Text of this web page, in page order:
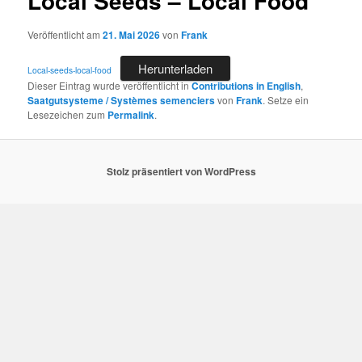
Veröffentlicht am21. Mai 2026vonFrank
Local-seeds-local-food Herunterladen
Dieser Eintrag wurde veröffentlicht inContributions in English,
Saatgutsysteme / Systèmes semenciersvonFrank. Setze ein
Lesezeichen zum Permalink.
Stolz präsentiert von WordPress